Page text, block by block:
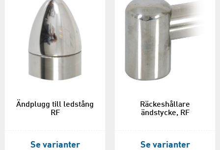
Ändplugg till ledstång
RF
Se varianter
Räckeshållare
ändstycke, RF
Se varianter